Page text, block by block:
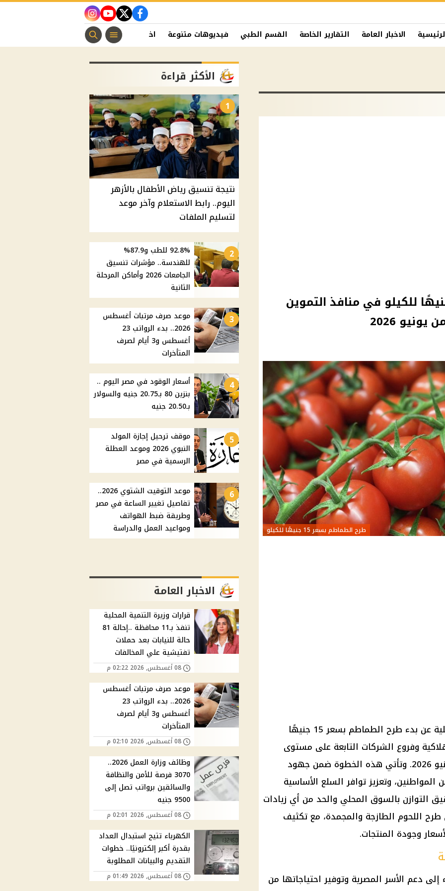
facebook
twitter
youtube
instagram
الاخبار العامة التقارير الخاصة القسم الطبي فيديوهات متنوعة اخبار الفن منوعات مسيحية
بسعر 15 جنيهًا للكيلو في منافذ التموين
2026
طرح الطماطم بسعر 15 جنيهًا للكيلو
أعلنت وزارة التموين والتجارة الداخلية عن بدء طرح الطماطم بسعر 15 جنيهًا
وفروع الشركات التابعة على مستوى
الجمهورية، اعتبارًا من الأول من يونيو 2026. وتأتي هذه الخطوة ضمن جهود
المواطنين، وتعزيز توافر السلع الأساسية
التوازن بالسوق المحلي والحد من أي زيادات
طرح اللحوم الطازجة والمجمدة، مع تكثيف
وجودة المنتجات.
دعم الأسر المصرية وتوفير احتياجاتها من
الأكثر قراءة
1
نتيجة تنسيق رياض الأطفال بالأزهر
اليوم.. رابط الاستعلام وآخر موعد
لتسليم الملفات
2
92.8% للطب و87.9%
للهندسة.. مؤشرات تنسيق
الجامعات 2026 وأماكن المرحلة
الثانية
3
موعد صرف مرتبات أغسطس
2026.. بدء الرواتب 23
أغسطس و3 أيام لصرف
المتأخرات
4
أسعار الوقود في مصر اليوم ..
بنزين 80 بـ20.75 جنيه والسولار
بـ20.50 جنيه
5
موقف ترحيل إجازة المولد
النبوي 2026 وموعد العطلة
الرسمية في مصر
6
موعد التوقيت الشتوي 2026..
تفاصيل تغيير الساعة في مصر
وطريقة ضبط الهواتف
ومواعيد العمل والدراسة
الاخبار العامة
قرارات وزيرة التنمية المحلية
تنفذ بـ11 محافظة ..إحالة 81
حالة للنيابات بعد حملات
تفتيشية علي المخالفات
08 أغسطس, 2026 02:22 م
موعد صرف مرتبات أغسطس
2026.. بدء الرواتب 23
أغسطس و3 أيام لصرف
المتأخرات
08 أغسطس, 2026 02:10 م
وظائف وزارة العمل 2026..
3070 فرصة للأمن والنظافة
والسائقين برواتب تصل إلى
9500 جنيه
08 أغسطس, 2026 02:01 م
الكهرباء تتيح استبدال العداد
بقدرة أكبر إلكترونيًا.. خطوات
التقديم والبيانات المطلوبة
08 أغسطس, 2026 01:49 م